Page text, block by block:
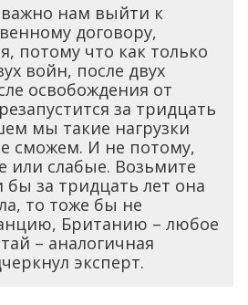
нам выйти к
договору,
потому что как только
войн, после двух
освобождения от
за тридцать
мы такие нагрузки
сможем. И не потому,
или слабые. Возьмите
за тридцать лет она
то тоже бы не
Британию – любое
– аналогичная
эксперт.